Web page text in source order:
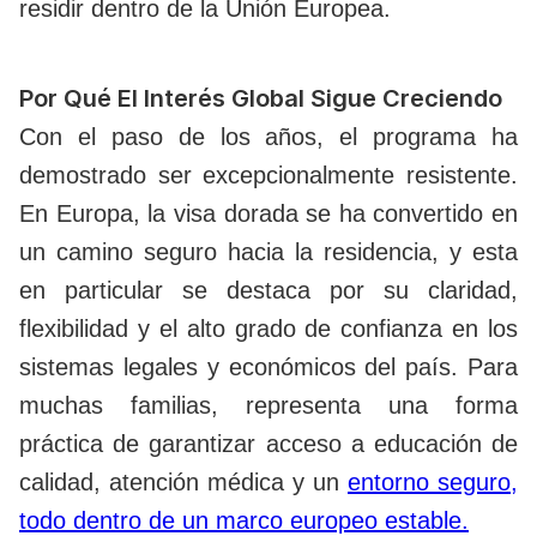
residir dentro de la Unión Europea.
Por Qué El Interés Global Sigue Creciendo
Con el paso de los años, el programa ha
demostrado ser excepcionalmente resistente.
En Europa, la visa dorada se ha convertido en
un camino seguro hacia la residencia, y esta
en particular se destaca por su claridad,
flexibilidad y el alto grado de confianza en los
sistemas legales y económicos del país. Para
muchas familias, representa una forma
práctica de garantizar acceso a educación de
calidad, atención médica y un entorno seguro,
todo dentro de un marco europeo estable.